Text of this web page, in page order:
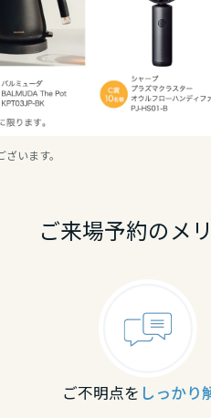
います。
ご来場予約のメ
ご不明点を しっかり
三重県
近畿エリア
滋賀県